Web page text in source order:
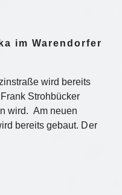
im Warendorfer
wird bereits
Strohbücker
wird. Am neuen
bereits gebaut. Der